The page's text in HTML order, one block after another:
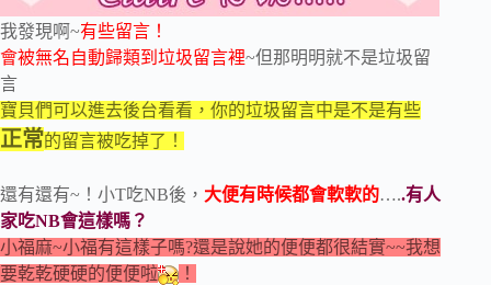
我發現啊~有些留言！
會被無名自動歸類到垃圾留言裡~但那明明就不是垃圾留
言
寶貝們可以進去後台看看，你的垃圾留言中是不是有些
正常的留言被吃掉了！
還有還有~！小T吃NB後， 大便有時候都會軟軟的…..有人
家吃NB會這樣嗎？
小福麻~小福有這樣子嗎?還是說她的便便都很結實~~我想
要乾乾硬硬的便便啦
！